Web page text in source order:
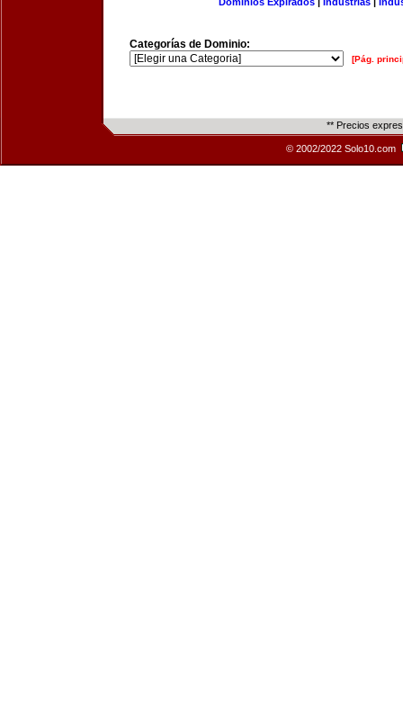
Categorías de Dominio:
[Pág.
** Precios
© 2002/2022 Solo10.com